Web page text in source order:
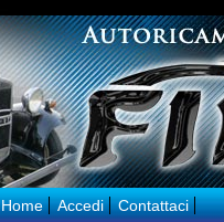
Home Accedi Contattaci